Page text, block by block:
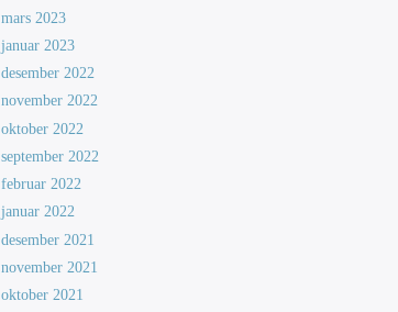
mars 2023
januar 2023
desember 2022
november 2022
oktober 2022
september 2022
februar 2022
januar 2022
desember 2021
november 2021
oktober 2021